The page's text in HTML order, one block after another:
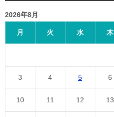
2026年8月
月 火 水 木
3 4 5 6
10 11 12 13